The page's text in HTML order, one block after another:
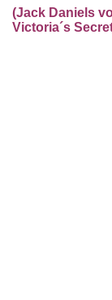
(Jack Daniels
Victoria´s